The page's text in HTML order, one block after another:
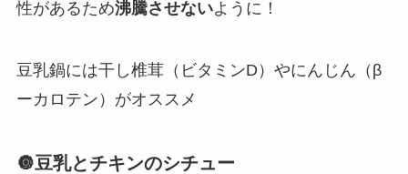
性があるため沸騰させないように！
豆乳鍋には干し椎茸（ビタミンD）やにんじん（β
ーカロテン）がオススメ
🔘豆乳とチキンのシチュー